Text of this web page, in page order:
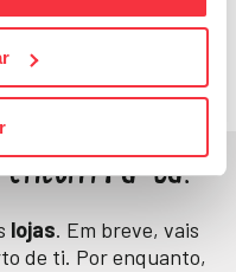
dia.
encontrá-la.
lojas. Em breve, vais
de ti. Por enquanto,